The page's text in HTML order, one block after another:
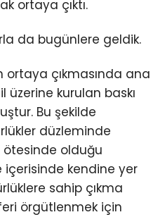
ortaya çıktı.
da bugünlere geldik.
ortaya çıkmasında ana
kurulan baskı
Bu şekilde
düzleminde
olduğu
kendine yer
sahip çıkma
örgütlenmek için